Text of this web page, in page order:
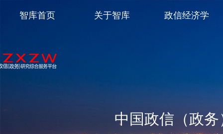
中国政信（政
智库首页 关于智库 政信经济学